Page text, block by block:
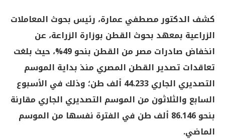
كشف الدكتور مصطفي عمارة، رئيس بحوث المعاملات
الزراعية بمعهد بحوث القطن بوزارة الزراعة، عن
انخفاض صادرات مصر من القطن بنحو 49%، حيث بلغت
تعاقدات تصدير القطن المصري منذ بداية الموسم
التصديري الجاري 44.233 ألف طن؛ وذلك في الأسبوع
السابع والثلاثون من الموسم التصديري الجاري مقارنة
بنحو 86.146 ألف طن في الفترة نفسها من الموسم
الماضي.